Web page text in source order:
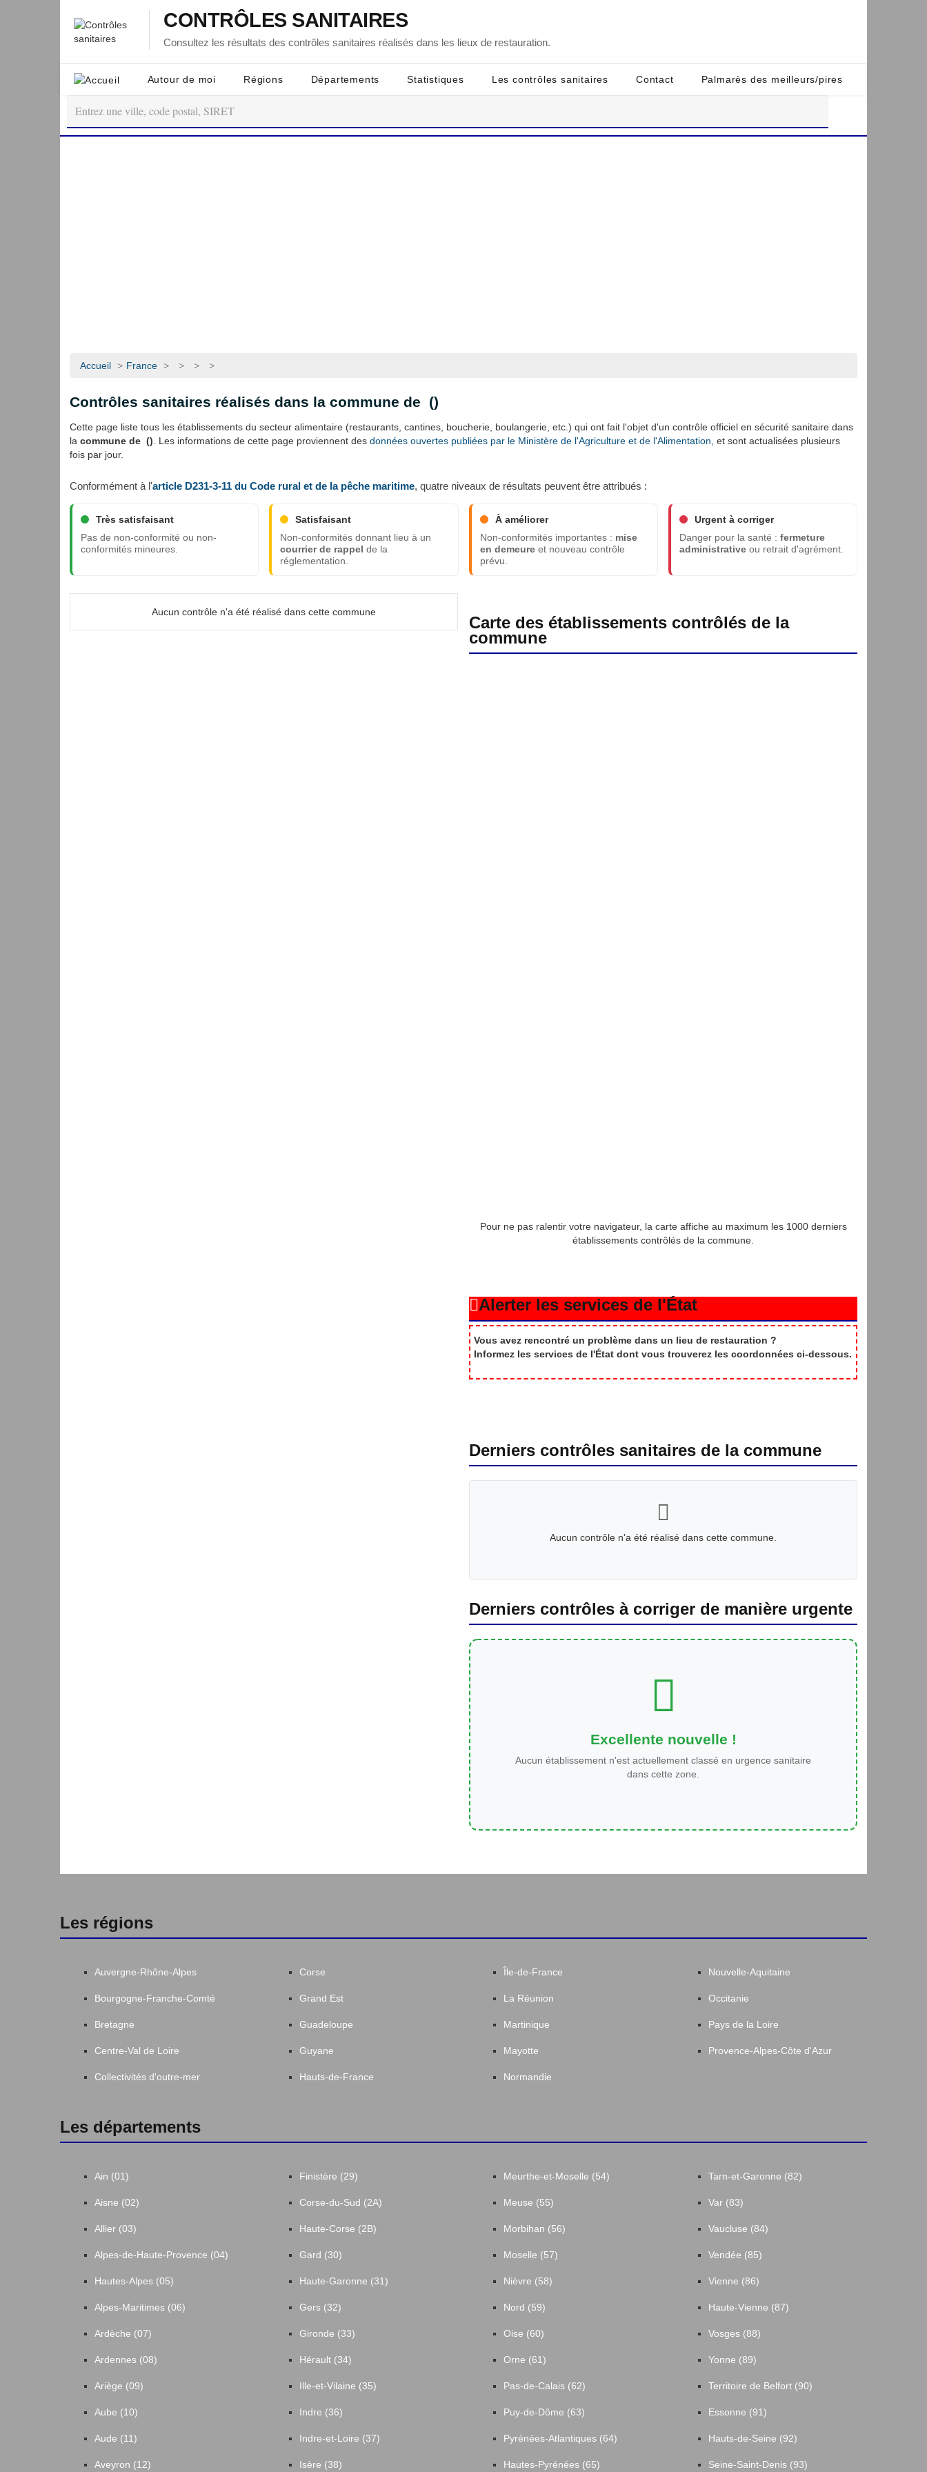
CONTRÔLES SANITAIRES
Consultez les résultats des contrôles sanitaires réalisés dans les lieux de restauration.
Autour de moi Régions Départements Statistiques Les contrôles sanitaires Contact Palmarès des meilleurs/pires
Accueil > France > > > >
Contrôles sanitaires réalisés dans la commune de ()
Cette page liste tous les établissements du secteur alimentaire (restaurants, cantines, boucherie, boulangerie, etc.) qui ont fait l'objet d'un contrôle officiel en sécurité sanitaire dans
la commune de () . Les informations de cette page proviennent des données ouvertes publiées par le Ministère de l'Agriculture et de l'Alimentation, et sont actualisées plusieurs
fois par jour.
Conformément à l'article D231-3-11 du Code rural et de la pêche maritime, quatre niveaux de résultats peuvent être attribués :
Très satisfaisant
Pas de non-conformité ou non-
conformités mineures.
Satisfaisant
Non-conformités donnant lieu à un
courrier de rappel de la
réglementation.
À améliorer
Non-conformités importantes : mise
en demeureet nouveau contrôle
prévu.
Urgent à corriger
Danger pour la santé : fermeture
administrativeou retrait d'agrément.
Aucun contrôle n'a été réalisé dans cette commune
Carte des établissements contrôlés de la
commune
Pour ne pas ralentir votre navigateur, la carte affiche au maximum les 1000 derniers
établissements contrôlés de la commune.
Alerter les services de l'État
Vous avez rencontré un problème dans un lieu de restauration ?
Informez les services de l'État dont vous trouverez les coordonnées ci-dessous.
Derniers contrôles sanitaires de la commune
Aucun contrôle n'a été réalisé dans cette commune.
Derniers contrôles à corriger de manière urgente
Excellente nouvelle !
Aucun établissement n'est actuellement classé en urgence sanitaire
dans cette zone.
Les régions
Auvergne-Rhône-Alpes
Bourgogne-Franche-Comté
Bretagne
Centre-Val de Loire
Collectivités d'outre-mer
Corse
Grand Est
Guadeloupe
Guyane
Hauts-de-France
Île-de-France
La Réunion
Martinique
Mayotte
Normandie
Nouvelle-Aquitaine
Occitanie
Pays de la Loire
Provence-Alpes-Côte d'Azur
Les départements
Ain (01)
Aisne (02)
Allier (03)
Alpes-de-Haute-Provence (04)
Hautes-Alpes (05)
Alpes-Maritimes (06)
Ardèche (07)
Ardennes (08)
Ariège (09)
Aube (10)
Aude (11)
Aveyron (12)
Finistère (29)
Corse-du-Sud (2A)
Haute-Corse (2B)
Gard (30)
Haute-Garonne (31)
Gers (32)
Gironde (33)
Hérault (34)
Ille-et-Vilaine (35)
Indre (36)
Indre-et-Loire (37)
Isère (38)
Meurthe-et-Moselle (54)
Meuse (55)
Morbihan (56)
Moselle (57)
Nièvre (58)
Nord (59)
Oise (60)
Orne (61)
Pas-de-Calais (62)
Puy-de-Dôme (63)
Pyrénées-Atlantiques (64)
Hautes-Pyrénées (65)
Tarn-et-Garonne (82)
Var (83)
Vaucluse (84)
Vendée (85)
Vienne (86)
Haute-Vienne (87)
Vosges (88)
Yonne (89)
Territoire de Belfort (90)
Essonne (91)
Hauts-de-Seine (92)
Seine-Saint-Denis (93)